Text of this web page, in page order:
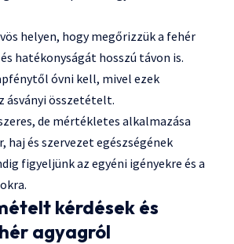
helyen, hogy megőrizzük a fehér
hatékonyságát hosszú távon is.
óvni kell, mivel ezek
ásványi összetételt.
de mértékletes alkalmazása
haj és szervezet egészségének
figyeljünk az egyéni igényekre és a
kérdések és
agyagról